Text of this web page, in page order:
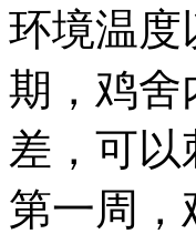
环境温
期，鸡
差，可
第一周，